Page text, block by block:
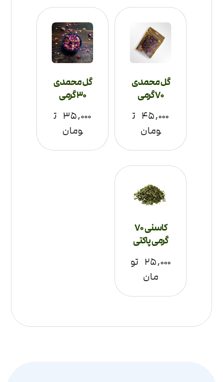
گل محمدی
70 گرمی
۴۵,۰۰۰ ت
ومان
گل محمدی
30 گرمی
۳۵,۰۰۰ ت
ومان
کاسنی 70
گرمی پاکتی
۲۵,۰۰۰ تو
مان